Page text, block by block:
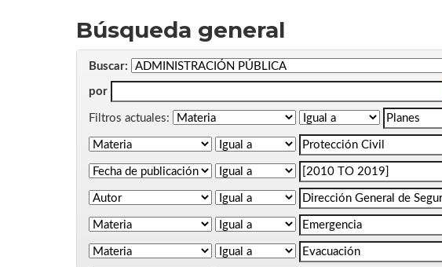
Búsqueda general
Buscar:
por
Filtros actuales: